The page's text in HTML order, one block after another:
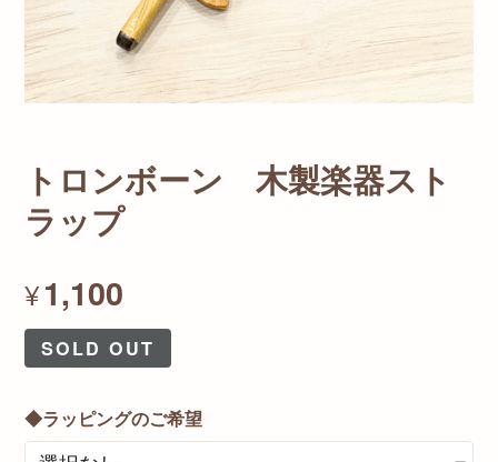
トロンボーン 木製楽器スト
ラップ
¥1,100
SOLD OUT
◆ラッピングのご希望